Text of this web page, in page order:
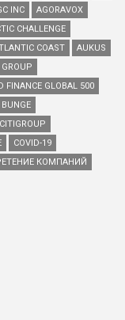
INC
AGORAVOX
CHALLENGE
COAST
AUKUS
FINANCE GLOBAL 500
BUNGE
CITIGROUP
COVID-19
КОМПАНИЙ